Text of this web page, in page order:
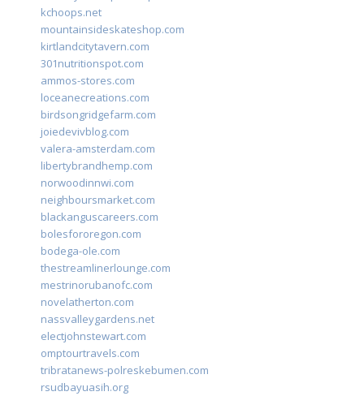
kchoops.net
mountainsideskateshop.com
kirtlandcitytavern.com
301nutritionspot.com
ammos-stores.com
loceanecreations.com
birdsongridgefarm.com
joiedevivblog.com
valera-amsterdam.com
libertybrandhemp.com
norwoodinnwi.com
neighboursmarket.com
blackanguscareers.com
bolesfororegon.com
bodega-ole.com
thestreamlinerlounge.com
mestrinorubanofc.com
novelatherton.com
nassvalleygardens.net
electjohnstewart.com
omptourtravels.com
tribratanews-polreskebumen.com
rsudbayuasih.org